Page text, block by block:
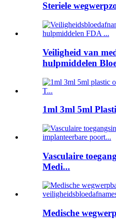
Steriele
Veiligheid van
hulpmiddelen
1ml 3ml 5ml
Vasculaire
Medi...
Medische